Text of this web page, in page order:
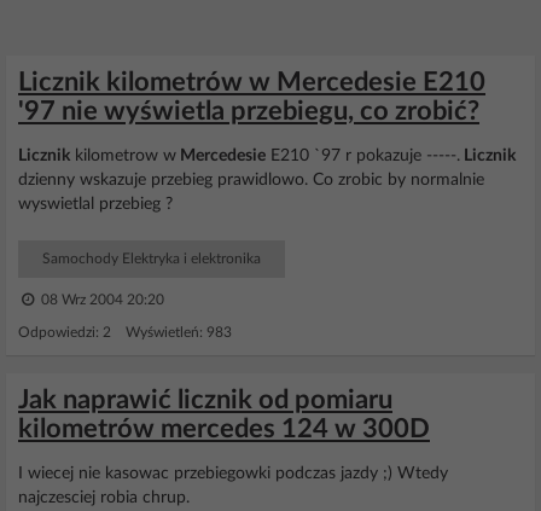
Licznik kilometrów w Mercedesie E210
'97 nie wyświetla przebiegu, co zrobić?
Licznik kilometrow w Mercedesie E210 `97 r pokazuje -----. Licznik
dzienny wskazuje przebieg prawidlowo. Co zrobic by normalnie
wyswietlal przebieg ?
Samochody Elektryka i elektronika
08 Wrz 2004 20:20
Odpowiedzi: 2 Wyświetleń: 983
Jak naprawić licznik od pomiaru
kilometrów mercedes 124 w 300D
I wiecej nie kasowac przebiegowki podczas jazdy ;) Wtedy
najczesciej robia chrup.